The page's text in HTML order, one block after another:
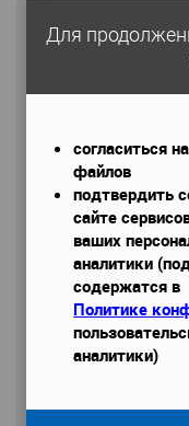
Спросите
Телефон*
Даю согласие
Для
согласиться
файлов
подтвердить
сайте
ваших
аналитики
содержатся в
Политике
аналитики)